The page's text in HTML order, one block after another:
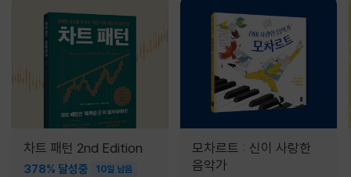
차트 패턴 2nd Edition
378% 달성중 10일 남음
모차르트 : 신이 사랑한
음악가